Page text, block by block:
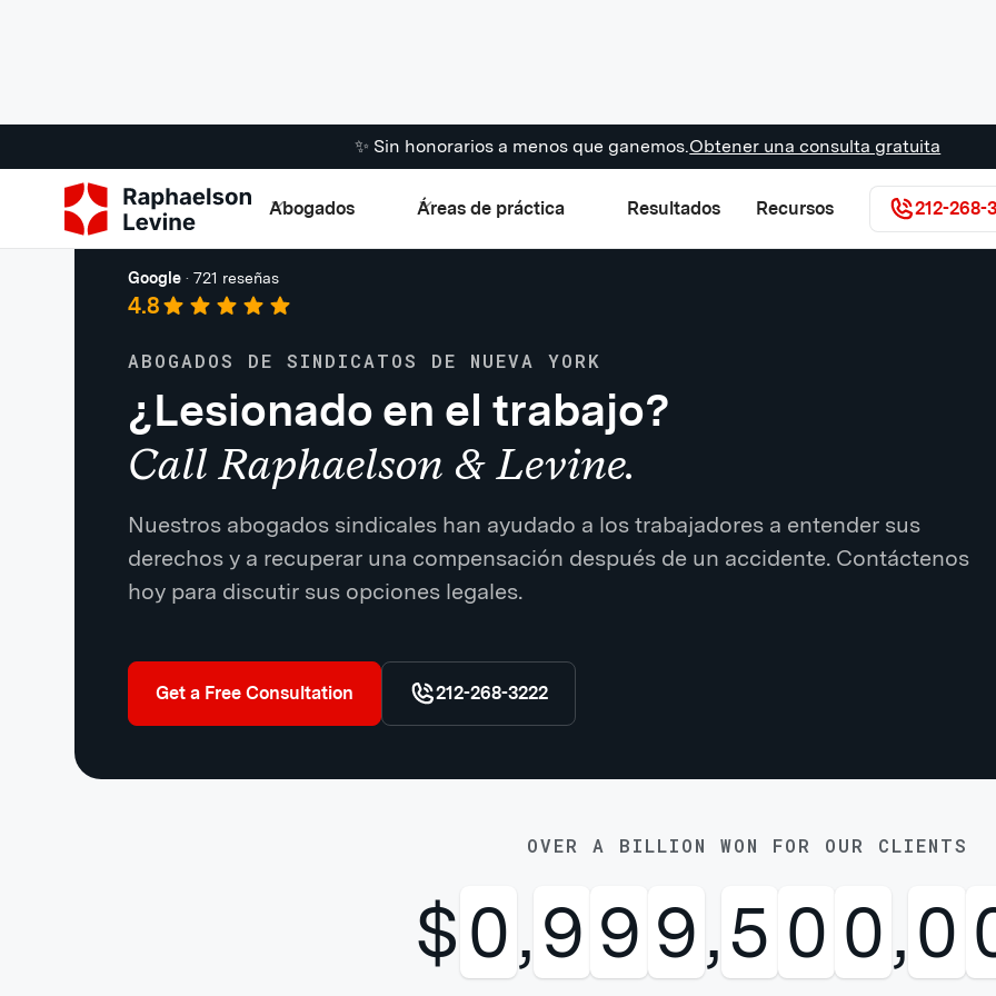
✨ Sin honorarios a menos que ganemos.Obtener una consulta gratuita
Abogados Áreas de práctica Resultados Recursos
212-268-
Lesiones laborales
Google · 721 reseñas
4.8
ABOGADOS DE SINDICATOS DE NUEVA YORK
¿Lesionado en el trabajo?
Call Raphaelson & Levine.
Nuestros abogados sindicales han ayudado a los trabajadores a entender sus
derechos y a recuperar una compensación después de un accidente. Contáctenos
hoy para discutir sus opciones legales.
Get a Free Consultation 212-268-3222
OVER A BILLION WON FOR OUR CLIENTS
$0,9 9 9,5 0 0,0